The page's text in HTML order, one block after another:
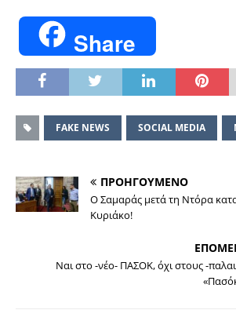
Share
FAKE NEWS SOCIAL MEDIA
ΠΡΟΗΓΟΥΜΕΝΟ
Ο Σαμαράς μετά τη Ντόρα
Κυριάκο!
Ναι στο -νέο- ΠΑΣΟΚ, όχι στους -